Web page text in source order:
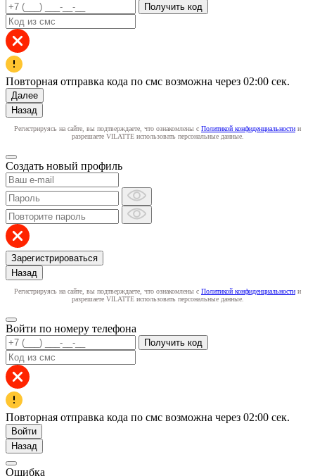
Получить код
Повторная отправка кода по смс возможна через 02:00 сек.
Далее
Назад
Регистрируясь на сайте, вы подтверждаете, что ознакомлены с Политикой конфиденциальности и
разрешаете VILATTE использовать персональные данные.
Создать новый профиль
Зарегистрироваться
Назад
Регистрируясь на сайте, вы подтверждаете, что ознакомлены с Политикой конфиденциальности и
разрешаете VILATTE использовать персональные данные.
Войти по номеру телефона
Получить код
Повторная отправка кода по смс возможна через 02:00 сек.
Войти
Назад
Ошибка